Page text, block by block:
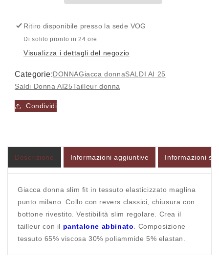
VOG
COLLECTION
Giacca
VOG
COLLECTION
Ritiro disponibile presso la sede VOG
Di solito pronto in 24 ore
Visualizza i dettagli del negozio
Categorie:DONNAGiacca donnaSALDI AI 25
Saldi Donna AI25Tailleur donna
Condividi
Descrizione Informazioni aggiuntive Informazioni
Giacca donna slim fit in tessuto elasticizzato maglina
punto milano. Collo con revers classici, chiusura con
bottone rivestito. Vestibilità slim regolare. Crea il
tailleur con il pantalone abbinato. Composizione
tessuto 65% viscosa 30% poliammide 5% elastan.
Accesso richiesto
Accedi al tuo account per aggiungere prodotti alla
tua lista dei desideri e visualizzare gli articoli
salvati in precedenza.